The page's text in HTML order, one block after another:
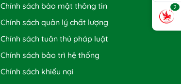
2
Chính sách bảo mật thông tin
Chính sách quản lý chất lượng
Chính sách tuân thủ pháp luật
Chính sách bảo trì hệ thống
Chính sách khiếu nại